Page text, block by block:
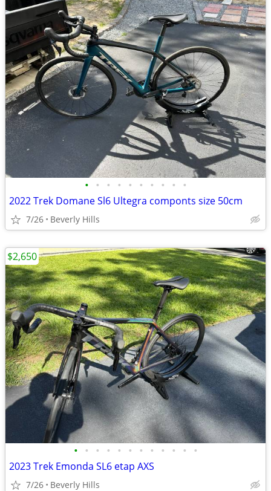
• • • • • • • • • •
2022 Trek Domane Sl6 Ultegra componts size 50cm
7/26 Beverly Hills
• • • • • • • • • • • •
2023 Trek Emonda SL6 etap AXS
7/26 Beverly Hills
$2,650